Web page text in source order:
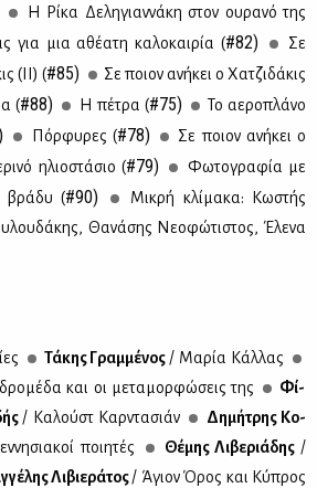
Η Ρί­κα Δε­λη­γιαν­νά­κη στον ου­ρα­νό της
για μια αθέ­α­τη κα­λο­και­ρία (#82)
Σε
(II) (#85)
Σε ποιον ανή­κει ο Χα­τζι­δά­κις
(#88) Η πέ­τρα (#75)
Το αε­ρο­πλά­νο
Πόρ­φυ­ρες (#78)
Σε ποιον ανή­κει ο
ηλιο­στά­σιο (#79)
Φω­το­γρα­φία με
βρά­δυ (#90)
Μι­κρή κλί­μα­κα: Κω­στής
Θα­νά­σης Νε­ο­φώ­τι­στος, Έλε­να
Τά­κης Γραμ­μέ­νος / Μα­ρία Κάλ­λας
και οι με­τα­μορ­φώ­σεις της
Φί­
/ Κα­λούστ Καρ­ντα­σιάν
Δη­μή­τρης Κο­
ποι­η­τές Θέ­μης Λι­βε­ριά­δης /
Λι­βιε­ρά­τος/ Άγιον Όρος και Κύ­προς